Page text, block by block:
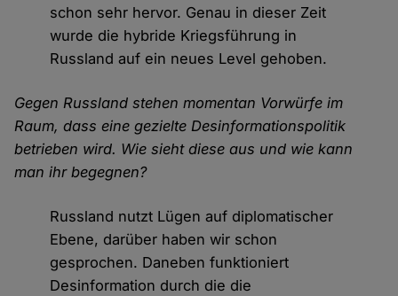
schon sehr hervor. Genau in dieser Zeit
wurde die hybride Kriegsführung in
Russland auf ein neues Level gehoben.
Gegen Russland stehen momentan Vorwürfe im
Raum, dass eine gezielte Desinformationspolitik
betrieben wird. Wie sieht diese aus und wie kann
man ihr begegnen?
Russland nutzt Lügen auf diplomatischer
Ebene, darüber haben wir schon
gesprochen. Daneben funktioniert
Desinformation durch die die